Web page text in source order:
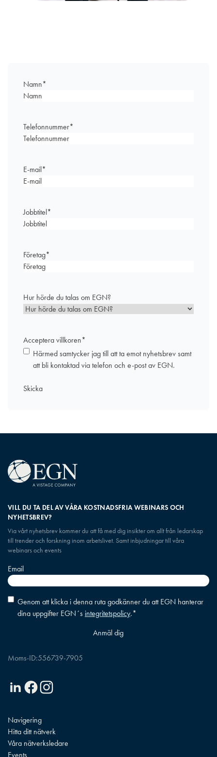
Namn*
Telefonnummer*
E-mail*
Jobbtitel*
Företag*
Hur hörde du talas om EGN?
Acceptera villkoren*
Härmed samtycker jag till att ta emot nyhetsbrev samt
att bli kontaktad via telefon och e-post av EGN.
VILL DU TA DEL AV VÅRA KOSTNADSFRIA WEBINARS OCH
NYHETSBREV?
Via vårt nyhetsbrev kommer du att få med dig insikter om allt från ledarskap
till trender och forskning inom arbetslivet. Samt inbjudningar till våra
webinars och events
Email
Consent*
Genom att klicka i denna ruta godkänner du att EGN hanterar
dina uppgifter EGN´s integritetspolicy.*
Moms-ID:556739-7905
LinkedinFacebookInstagram
Navigering
Hitta ditt nätverk
Våra nätverksledare
Events